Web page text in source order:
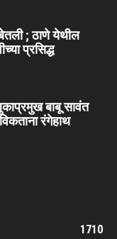
; ठाणे येथील
प्रसिद्ध
बाबू सावंत
रंगेहाथ
1710